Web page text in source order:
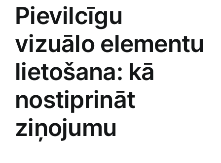
Pievilcīgu
vizuālo elementu
lietošana: kā‌
nostiprināt
ziņojumu